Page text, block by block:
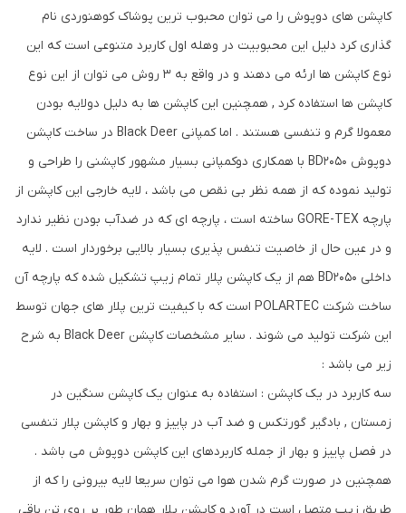
کاپشن های دوپوش را می توان محبوب ترین پوشاک کوهنوردی نام
گذاری کرد دلیل این محبوبیت در وهله اول کاربرد متنوعی است که این
نوع کاپشن ها ارئه می دهند و در واقع به 3 روش می توان از این نوع
کاپشن ها استفاده کرد , همچنین این کاپشن ها به دلیل دولایه بودن
معمولا گرم و تنفسی هستند . اما کمپانی Black Deer در ساخت کاپشن
دوپوش BD2050 با همکاری دوکمپانی بسیار مشهور کاپشنی را طراحی و
تولید نموده که از همه نظر بی نقص می باشد ، لایه خارجی این کاپشن از
پارچه GORE-TEX ساخته است ، پارچه ای که در ضدآب بودن نظیر ندارد
و در عین حال از خاصیت تنفس پذیری بسیار بالایی برخوردار است . لایه
داخلی BD2050 هم از یک کاپشن پلار تمام زیپ تشکیل شده که پارچه آن
ساخت شرکت POLARTEC است که با کیفیت ترین پلار های جهان توسط
این شرکت تولید می شوند . سایر مشخصات کاپشن Black Deer به شرح
زیر می باشد :
سه کاربرد در یک کاپشن : استفاده به عنوان یک کاپشن سنگین در
زمستان , بادگیر گورتکس و ضد آب در پاییز و بهار و کاپشن پلار تنفسی
در فصل پاییز و بهار از جمله کاربردهای این کاپشن دوپوش می باشد .
همچنین در صورت گرم شدن هوا می توان سریعا لایه بیرونی را که از